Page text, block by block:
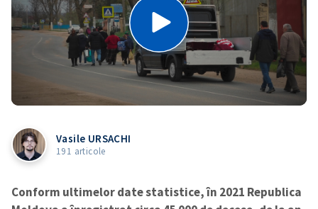
Vasile URSACHI
191 articole
Conform ultimelor date statistice, în 2021 Republica